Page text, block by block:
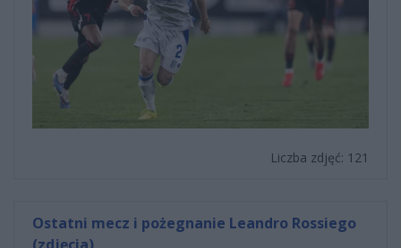
Liczba zdjęć: 121
Ostatni mecz i pożegnanie Leandro Rossiego